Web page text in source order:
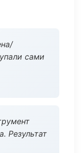
сами
Результат